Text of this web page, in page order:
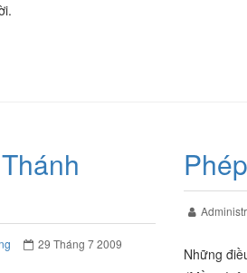
29 Tháng 7 2009
Những